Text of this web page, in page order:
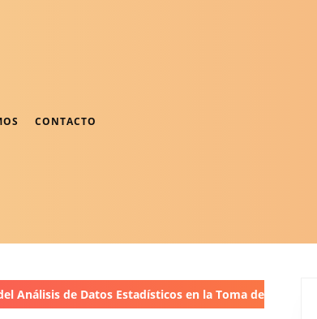
CONTACTO
Análisis de Datos Estadísticos en la Toma de